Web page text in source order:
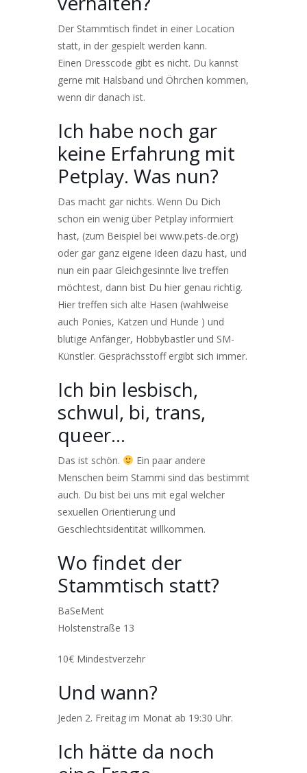
Der Stammtisch findet in einer Location
statt, in der gespielt werden kann.
Einen Dresscode gibt es nicht. Du kannst
gerne mit Halsband und Öhrchen kommen,
wenn dir danach ist.
Ich habe noch gar
keine Erfahrung mit
Petplay. Was nun?
Das macht gar nichts. Wenn Du Dich
schon ein wenig über Petplay informiert
hast, (zum Beispiel bei www.pets-de.org)
oder gar ganz eigene Ideen dazu hast, und
nun ein paar Gleichgesinnte live treffen
möchtest, dann bist Du hier genau richtig.
Hier treffen sich alte Hasen (wahlweise
auch Ponies, Katzen und Hunde ) und
blutige Anfänger, Hobbybastler und SM-
Künstler. Gesprächsstoff ergibt sich immer.
Ich bin lesbisch,
schwul, bi, trans,
queer…
Das ist schön.
Ein paar andere
Menschen beim Stammi sind das bestimmt
auch. Du bist bei uns mit egal welcher
sexuellen Orientierung und
Geschlechtsidentität willkommen.
Wo findet der
Stammtisch statt?
BaSeMent
Holstenstraße 13
10€ Mindestverzehr
Und wann?
Jeden 2. Freitag im Monat ab 19:30 Uhr.
Ich hätte da noch